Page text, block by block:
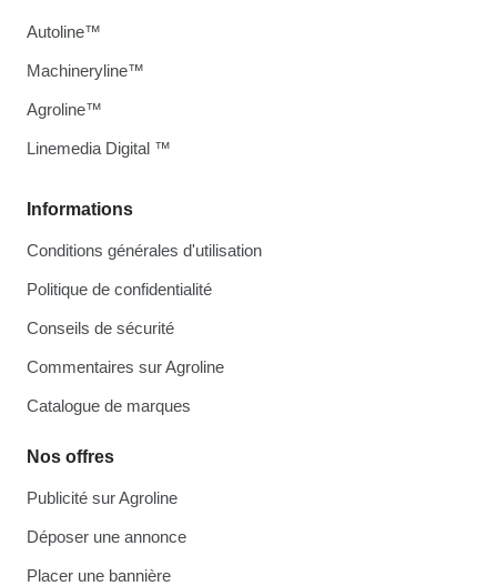
Informations
Conditions générales d'utilisation
Politique de confidentialité
Conseils de sécurité
Commentaires sur Agroline
Catalogue de marques
Nos offres
Publicité sur Agroline
Déposer une annonce
Placer une bannière
Autoline™
Machineryline™
Agroline™
Linemedia Digital ™